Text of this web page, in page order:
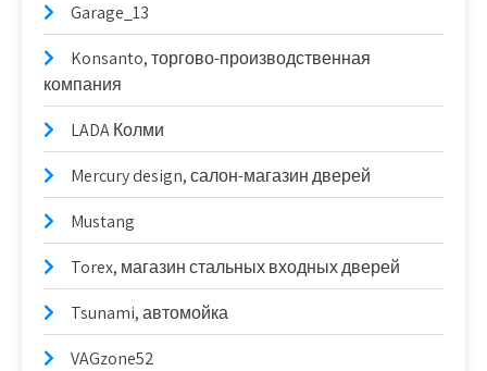
Garage_13
Konsanto, торгово-производственная
компания
LADA Колми
Mercury design, салон-магазин дверей
Mustang
Torex, магазин стальных входных дверей
Tsunami, автомойка
VAGzone52